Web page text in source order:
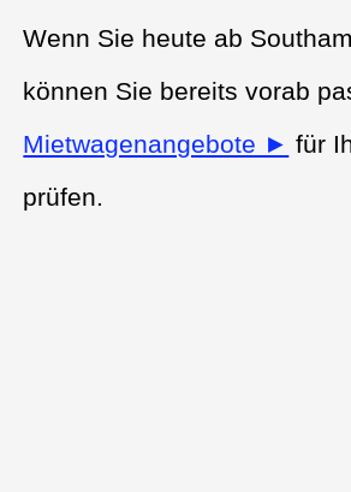
Wenn Sie heute ab
können Sie bereits vorab
Mietwagenangebote ► für
prüfen.